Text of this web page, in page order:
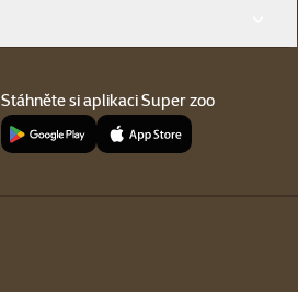
Stáhněte si aplikaci Super zoo